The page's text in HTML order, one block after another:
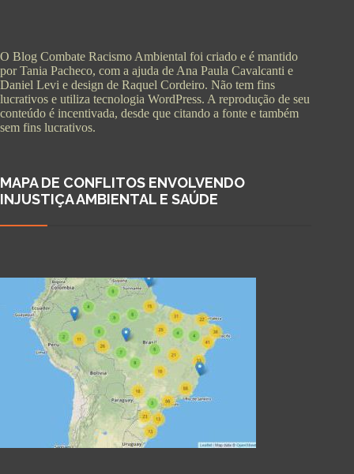
O Blog Combate Racismo Ambiental foi criado e é mantido
por Tania Pacheco, com a ajuda de Ana Paula Cavalcanti e
Daniel Levi e design de Raquel Cordeiro. Não tem fins
lucrativos e utiliza tecnologia WordPress. A reprodução de seu
conteúdo é incentivada, desde que citando a fonte e também
sem fins lucrativos.
MAPA DE CONFLITOS ENVOLVENDO
INJUSTIÇA AMBIENTAL E SAÚDE